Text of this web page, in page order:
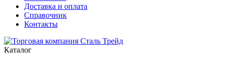
Доставка и оплата
Справочник
Контакты
Каталог